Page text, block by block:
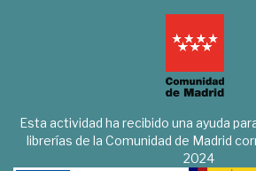
Esta actividad ha recibido una ayuda
librerías de la Comunidad de Madrid
2024